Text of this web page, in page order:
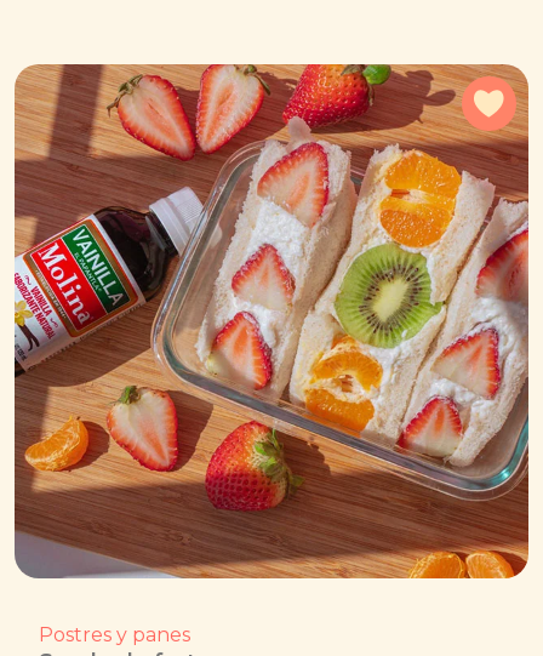
Postres y panes